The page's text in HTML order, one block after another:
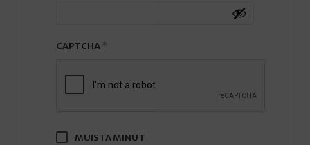
CAPTCHA *
MUISTA MINUT